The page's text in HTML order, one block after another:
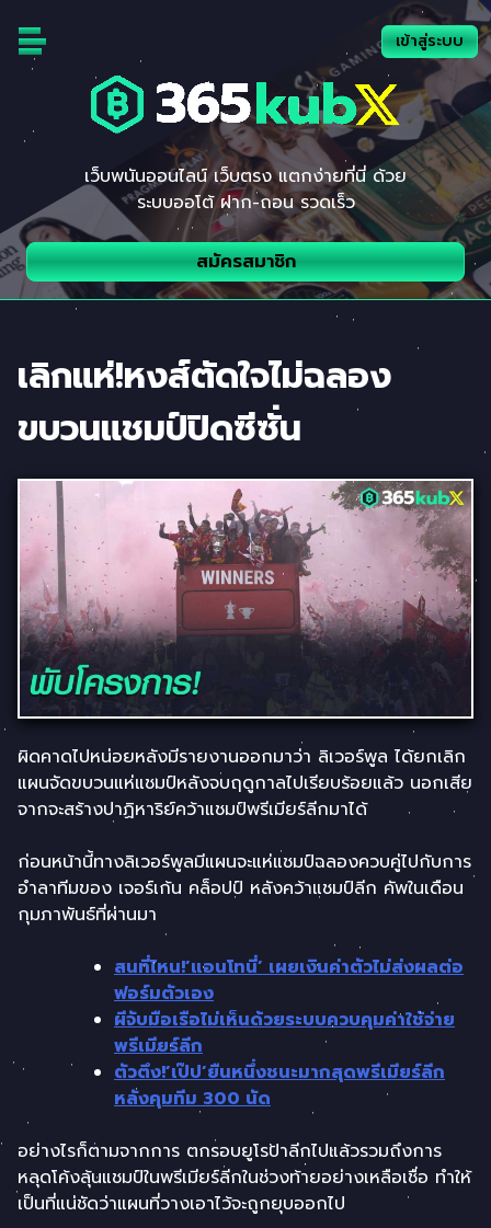
content
เว็บพนันออนไลน์ เว็บตรง แตกง่ายที่นี่ ด้วย
ระบบออโต้ ฝาก-ถอน รวดเร็ว
สมัครสมาชิก
เข้าสู่ระบบ
เลิกแห่!หงส์ตัดใจไม่ฉลอง
ขบวนแชมป์ปิดซีซั่น
ผิดคาดไปหน่อยหลังมีรายงานออกมาว่า ลิเวอร์พูล ได้ยกเลิก
แผนจัดขบวนแห่แชมป์หลังจบฤดูกาลไปเรียบร้อยแล้ว นอกเสีย
จากจะสร้างปาฏิหาริย์คว้าแชมป์พรีเมียร์ลีกมาได้
ก่อนหน้านี้ทางลิเวอร์พูลมีแผนจะแห่แชมป์ฉลองควบคู่ไปกับการ
อำลาทีมของ เจอร์เก้น คล็อปป์ หลังคว้าแชมป์ลีก คัพในเดือน
กุมภาพันธ์ที่ผ่านมา
สนที่ไหน!’แอนโทนี่’ เผยเงินค่าตัวไม่ส่งผลต่อ
ฟอร์มตัวเอง
ผีจับมือเรือไม่เห็นด้วยระบบควบคุมค่าใช้จ่าย
พรีเมียร์ลีก
ตัวตึง!’เป๊ป’ยืนหนึ่งชนะมากสุดพรีเมียร์ลีก
หลังคุมทีม 300 นัด
อย่างไรก็ตามจากการ ตกรอบยูโรป้าลีกไปแล้วรวมถึงการ
หลุดโค้งลุ้นแชมป์ในพรีเมียร์ลีกในช่วงท้ายอย่างเหลือเชื่อ ทำให้
เป็นที่แน่ชัดว่าแผนที่วางเอาไว้จะถูกยุบออกไป